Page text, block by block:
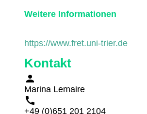
Weitere Infor­ma­tionen
https://www.fret.uni-trier.de
Kontakt
Marina Lemaire
+49 (0)651 201 2104